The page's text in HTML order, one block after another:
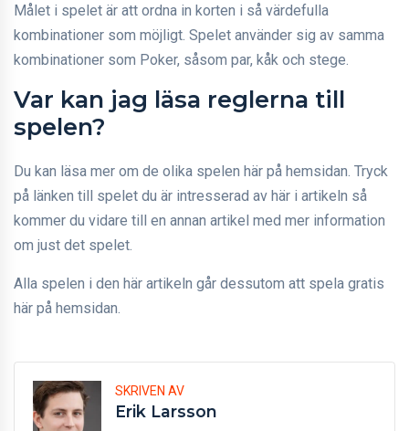
Målet i spelet är att ordna in korten i så värdefulla
kombinationer som möjligt. Spelet använder sig av samma
kombinationer som Poker, såsom par, kåk och stege.
Var kan jag läsa reglerna till
spelen?
Du kan läsa mer om de olika spelen här på hemsidan. Tryck
på länken till spelet du är intresserad av här i artikeln så
kommer du vidare till en annan artikel med mer information
om just det spelet.
Alla spelen i den här artikeln går dessutom att spela gratis
här på hemsidan.
SKRIVEN AV
Erik Larsson